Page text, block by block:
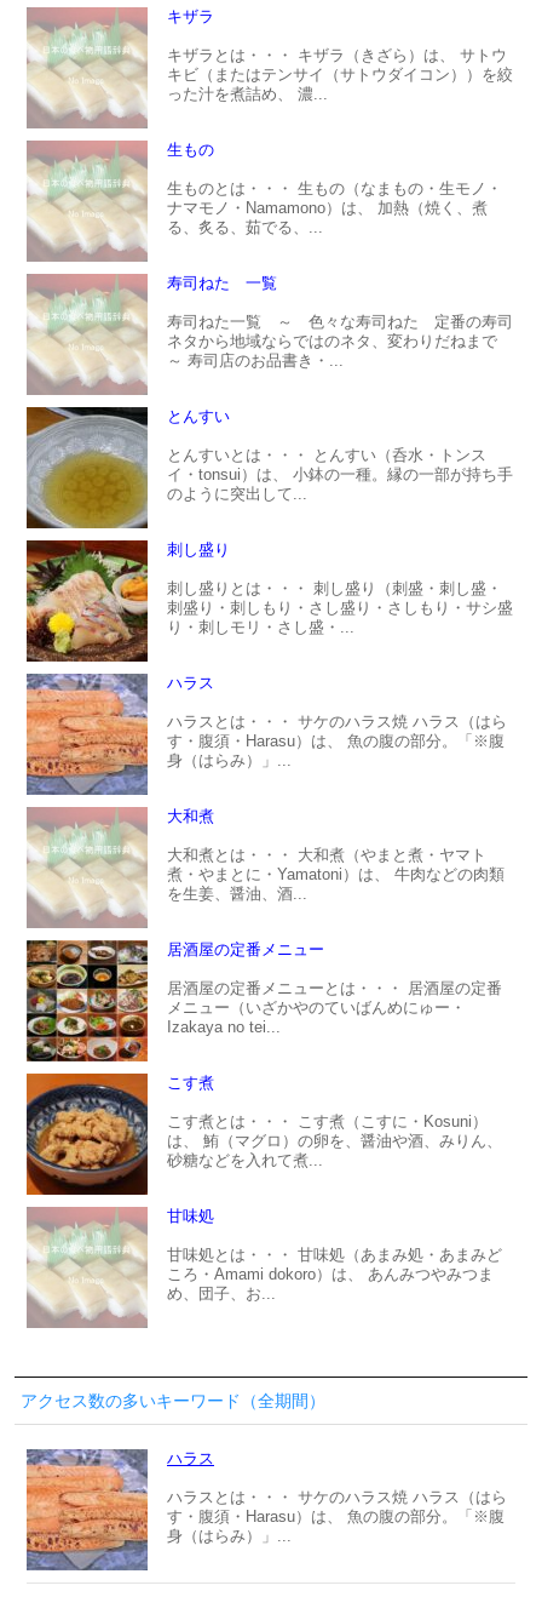
キザラ
キザラとは・・・ キザラ（きざら）は、 サトウ
キビ（またはテンサイ（サトウダイコン））を絞
った汁を煮詰め、 濃...
生もの
生ものとは・・・ 生もの（なまもの・生モノ・
ナマモノ・Namamono）は、 加熱（焼く、煮
る、炙る、茹でる、...
寿司ねた 一覧
寿司ねた一覧 ～ 色々な寿司ねた 定番の寿司
ネタから地域ならではのネタ、変わりだねまで
～ 寿司店のお品書き・...
とんすい
とんすいとは・・・ とんすい（呑水・トンス
イ・tonsui）は、 小鉢の一種。縁の一部が持ち手
のように突出して...
刺し盛り
刺し盛りとは・・・ 刺し盛り（刺盛・刺し盛・
刺盛り・刺しもり・さし盛り・さしもり・サシ盛
り・刺しモリ・さし盛・...
ハラス
ハラスとは・・・ サケのハラス焼 ハラス（はら
す・腹須・Harasu）は、 魚の腹の部分。「※腹
身（はらみ）」...
大和煮
大和煮とは・・・ 大和煮（やまと煮・ヤマト
煮・やまとに・Yamatoni）は、 牛肉などの肉類
を生姜、醤油、酒...
居酒屋の定番メニュー
居酒屋の定番メニューとは・・・ 居酒屋の定番
メニュー（いざかやのていばんめにゅー・
Izakaya no tei...
こす煮
こす煮とは・・・ こす煮（こすに・Kosuni）
は、 鮪（マグロ）の卵を、醤油や酒、みりん、
砂糖などを入れて煮...
甘味処
甘味処とは・・・ 甘味処（あまみ処・あまみど
ころ・Amami dokoro）は、 あんみつやみつま
め、団子、お...
アクセス数の多いキーワード（全期間）
ハラス
ハラスとは・・・ サケのハラス焼 ハラス（はら
す・腹須・Harasu）は、 魚の腹の部分。「※腹
身（はらみ）」...